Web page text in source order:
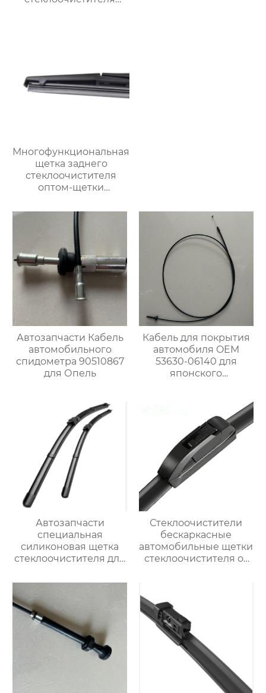
Многофункциональная
щетка заднего
стеклоочистителя
оптом-щетки
автомобильная щетка
стеклоочистителя для
98% автомобилей
Автозапчасти Кабель
автомобильного
спидометра 90510867
для Опель
Кабель для покрытия
автомобиля OEM
53630-06140 для
японского
Автозапчасти
специальная
силиконовая щетка
стеклоочистителя для
Стеклоочистители
бескаркасные
автомобильные щетки
стеклоочистителя от